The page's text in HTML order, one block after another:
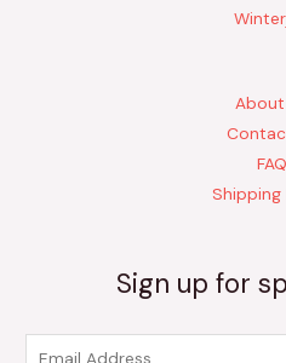
About
FAQ
Shipping
Sign up for